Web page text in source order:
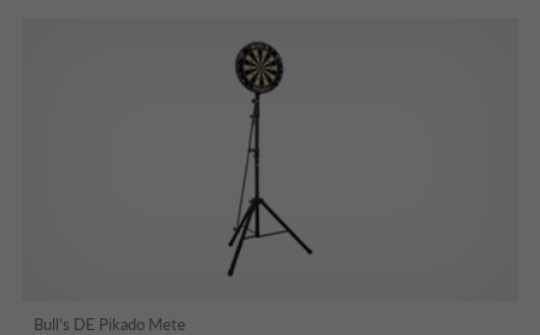
Bull's DE Pikado Mete